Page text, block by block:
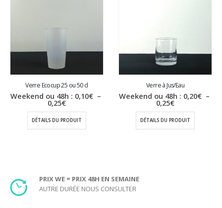
Verre Ecocup 25 ou 50 cl
Weekend ou 48h : 0,10€ –
0,25€Plage
de
prix :
0,10€
à
DÉTAILS DU PRODUIT
Verre à Jus/Eau
Weekend ou 48h : 0,20€ –
0,25€Plage
de
prix :
0,20€
à
DÉTAILS DU PRODUIT
PRIX WE = PRIX 48H EN SEMAINE
AUTRE DURÉE NOUS CONSULTER